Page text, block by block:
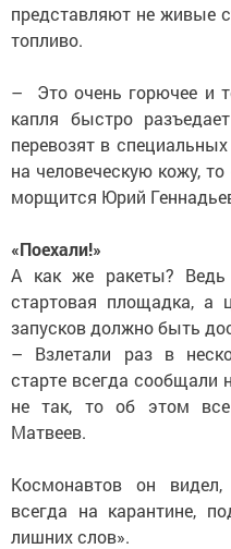
представляют не живые
топливо.
– Это очень горючее и
капля быстро
перевозят в
на человеческую кожу,
морщится Юрий
«Поехали!»
А как же ракеты?
стартовая площадка, а
запусков должно быть
– Взлетали раз в
старте всегда сообщали
не так, то об этом
Матвеев.
Космонавтов он
всегда на карантине,
лишних слов».